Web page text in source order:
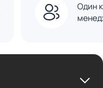
Один